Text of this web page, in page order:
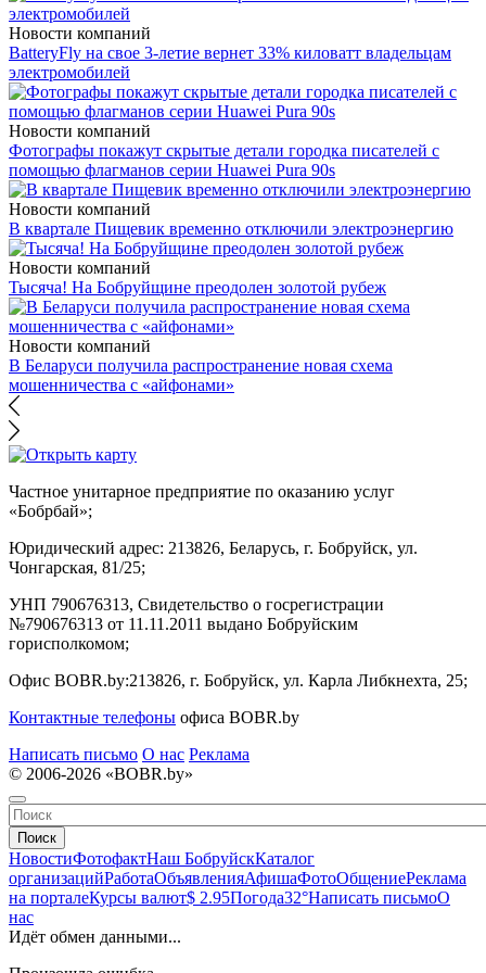
Новости компаний
BatteryFly на свое 3-летие вернет 33% киловатт владельцам
электромобилей
Новости компаний
Фотографы покажут скрытые детали городка писателей с
помощью флагманов серии Huawei Pura 90s
Новости компаний
В квартале Пищевик временно отключили электроэнергию
Новости компаний
Тысяча! На Бобруйщине преодолен золотой рубеж
Новости компаний
В Беларуси получила распространение новая схема
мошенничества с «айфонами»
Частное унитарное предприятие по оказанию услуг
«Бобрбай»;
Юридический адрес: 213826, Беларусь, г. Бобруйск, ул.
Чонгарская, 81/25;
УНП 790676313, Свидетельство о госрегистрации
№790676313 от 11.11.2011 выдано Бобруйским
горисполкомом;
Офис BOBR.by:213826, г. Бобруйск, ул. Карла Либкнехта, 25;
Контактные телефоны офиса BOBR.by
Написать письмо О нас Реклама
© 2006-2026 «BOBR.by»
Поиск
НовостиФотофактНаш БобруйскКаталог
организацийРаботаОбъявленияАфишаФотоОбщениеРеклама
на порталеКурсы валют$ 2.95Погода32°Написать письмоО
нас
Идёт обмен данными...